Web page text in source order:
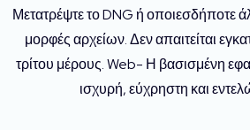
Μετατρέψτε το DNG ή οποιεσδήποτε
μορφές αρχείων. Δεν απαιτείται
τρίτου μέρους. Web- Η βασισμένη
ισχυρή, εύχρηστη και